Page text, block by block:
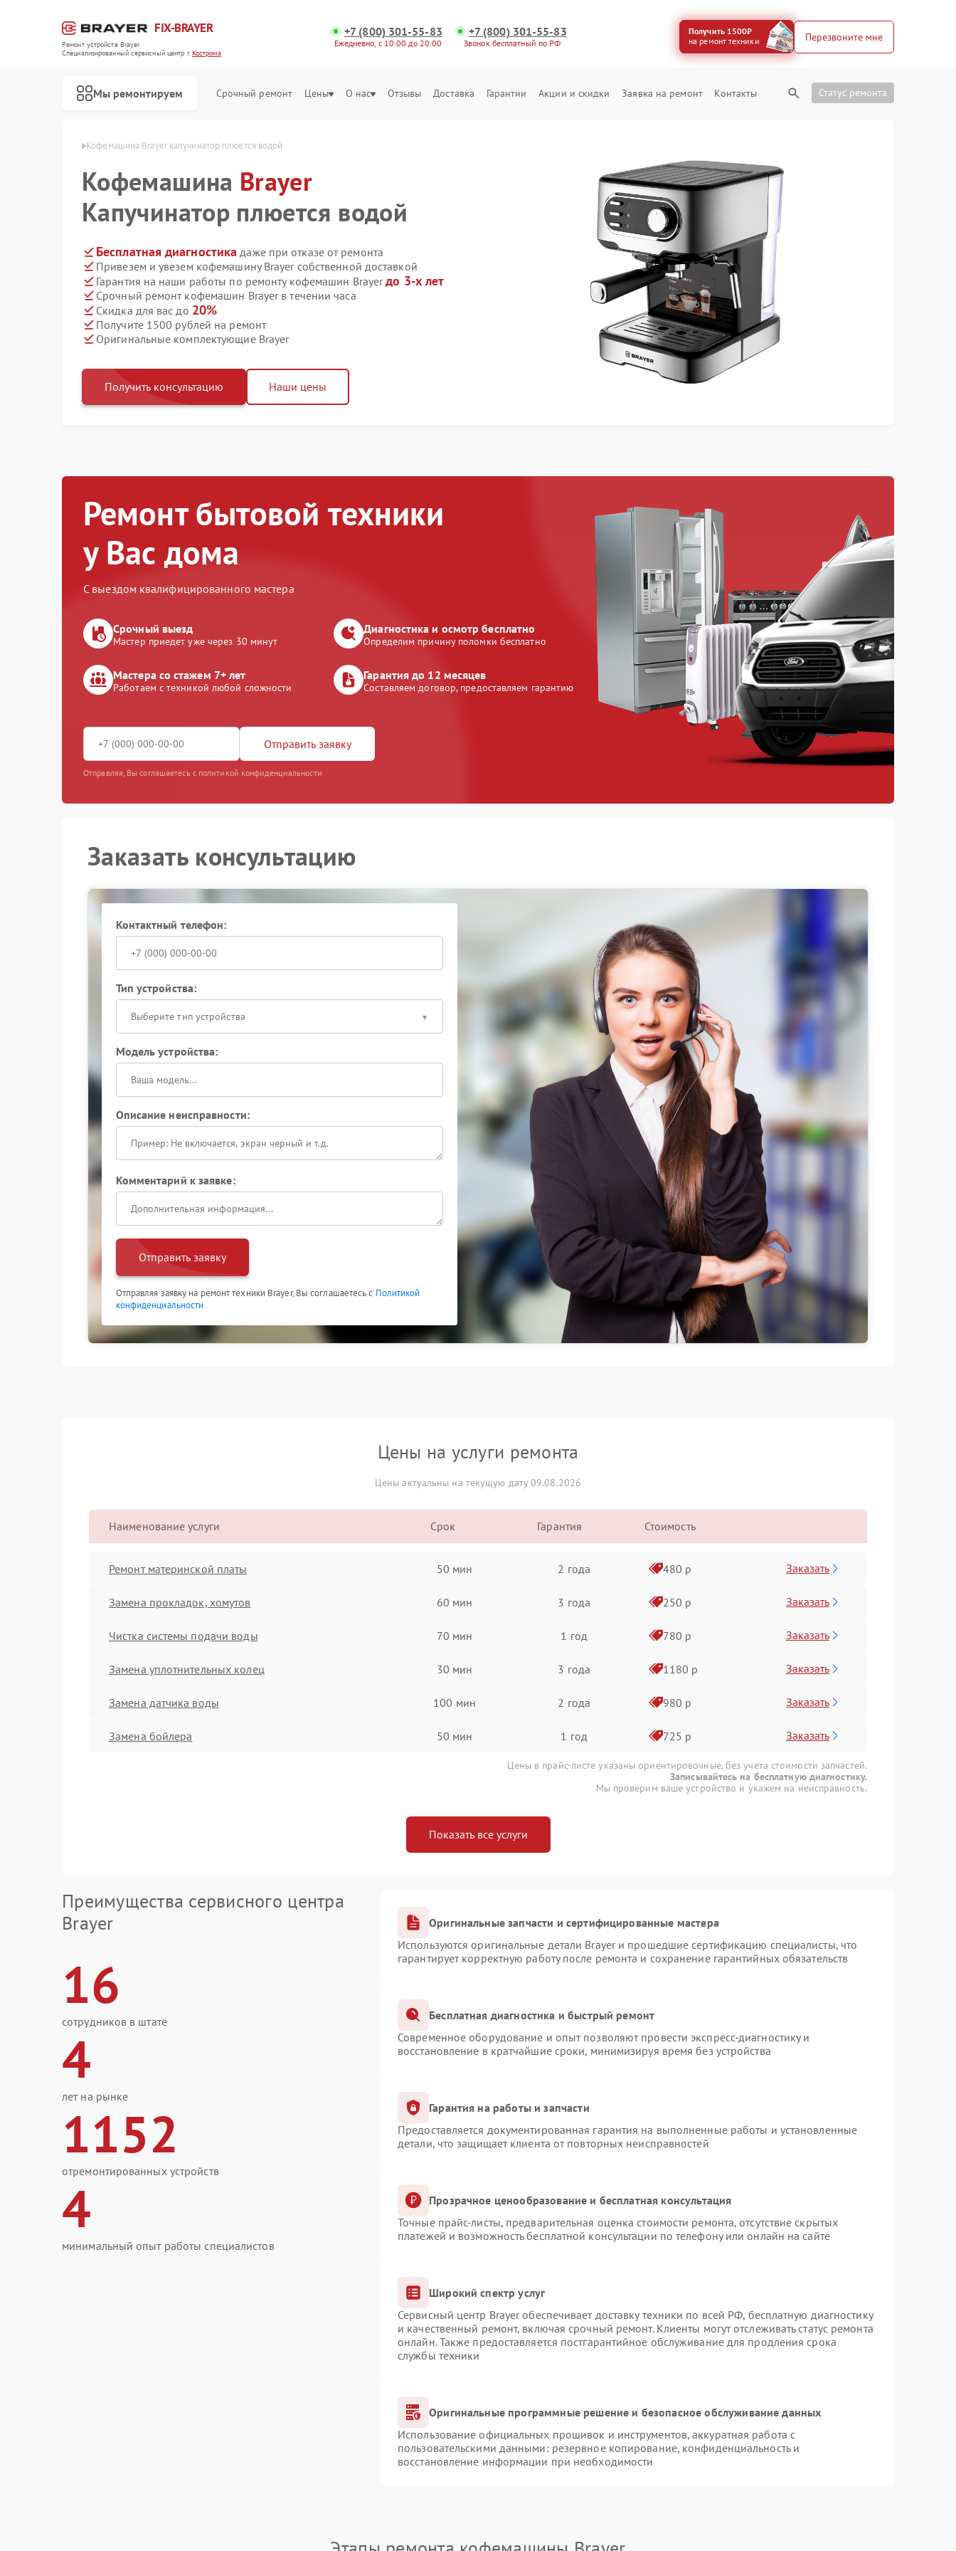
FIX-BRAYER
Ремонт устройств Brayer
Специализированный cервисный центр г.Кострома
+7 (800) 301-55-83
Ежедневно, с 10:00 до 20:00
+7 (800) 301-55-83
Звонок бесплатный по РФ
Получить 1500₽
на ремонт техники
Перезвоните мне
Мы ремонтируем Срочный ремонт Цены О нас Отзывы Доставка Гарантии Акции и скидки Заявка на ремонт Контакты Статус ремонта
Brayer в Костроме Кофемашина Brayer капучинатор плюется водой
Кофемашина Brayer
Капучинатор плюется водой
Бесплатная диагностика даже при отказе от ремонта
Привезем и увезем кофемашину Brayer собственной доставкой
Гарантия на наши работы по ремонту кофемашин Brayerдо 3-х лет
Срочный ремонт кофемашин Brayer в течении часа
Скидка для вас до 20%
Получите 1500 рублей на ремонт
Оригинальные комплектующие Brayer
Получить консультацию Наши цены
Ремонт бытовой техники
у Вас дома
С выездом квалифицированного мастера
Срочный выезд
Мастер приедет уже через 30 минут
Диагностика и осмотр бесплатно
Определим причину поломки бесплатно
Мастера со стажем 7+ лет
Работаем с техникой любой сложности
Гарантия до 12 месяцев
Составляем договор, предоставляем гарантию
Отправить заявку
Отправляя, Вы соглашаетесь с политикой конфиденциальности
Заказать консультацию
Контактный телефон:
Тип устройства:
Выберите тип устройства
Модель устройства:
Описание неисправности:
Комментарий к заявке:
Отправить заявку
Отправляя заявку на ремонт техники Brayer, Вы соглашаетесь с Политикой
конфиденциальности
Цены на услуги ремонта
Цены актуальны на текущую дату 09.08.2026
Наименование услуги Срок Гарантия Стоимость
Ремонт материнской платы 50 мин 2 года 480 р Заказать
Замена прокладок, хомутов 60 мин 3 года 250 р Заказать
Чистка системы подачи воды 70 мин 1 год 780 р Заказать
Замена уплотнительных колец 30 мин 3 года 1180 р Заказать
Замена датчика воды 100 мин 2 года 980 р Заказать
Замена бойлера 50 мин 1 год 725 р Заказать
Цены в прайс-листе указаны ориентировочные, без учета стоимости запчастей.
Записывайтесь на бесплатную диагностику.
Мы проверим ваше устройство и укажем на неисправность.
Показать все услуги
Преимущества сервисного центра
Brayer
16
сотрудников в штате
4
лет на рынке
1152
отремонтированных устройств
4
минимальный опыт работы специалистов
Оригинальные запчасти и сертифицированные мастера
Используются оригинальные детали Brayer и прошедшие сертификацию специалисты, что
гарантирует корректную работу после ремонта и сохранение гарантийных обязательств
Бесплатная диагностика и быстрый ремонт
Современное оборудование и опыт позволяют провести экспресс-диагностику и
восстановление в кратчайшие сроки, минимизируя время без устройства
Гарантия на работы и запчасти
Предоставляется документированная гарантия на выполненные работы и установленные
детали, что защищает клиента от повторных неисправностей
Прозрачное ценообразование и бесплатная консультация
Точные прайс-листы, предварительная оценка стоимости ремонта, отсутствие скрытых
платежей и возможность бесплатной консультации по телефону или онлайн на сайте
Широкий спектр услуг
Сервисный центр Brayer обеспечивает доставку техники по всей РФ, бесплатную диагностику
и качественный ремонт, включая срочный ремонт. Клиенты могут отслеживать статус ремонта
онлайн. Также предоставляется постгарантийное обслуживание для продления срока
службы техники
Оригинальные программные решение и безопасное обслуживание данных
Использование официальных прошивок и инструментов, аккуратная работа с
пользовательскими данными: резервное копирование, конфиденциальность и
восстановление информации при необходимости